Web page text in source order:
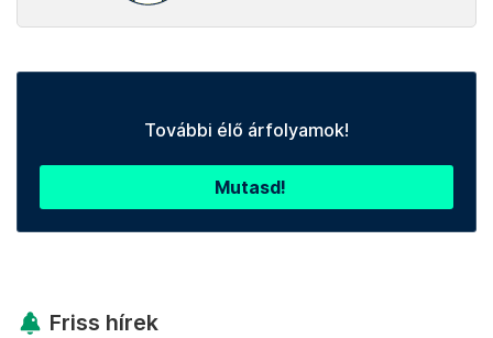
További élő árfolyamok!
Mutasd!
Friss hírek